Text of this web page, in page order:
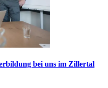
bei uns im Zillertal